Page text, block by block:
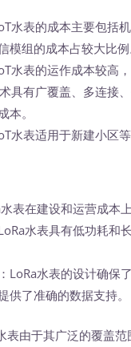
水表的成本主要包括
模组的成本占较大比例
水表的运作成本较高
具有广覆盖、多连接
本。
水表适用于新建小区
水表在建设和运营成本
水表具有低功耗和
：LoRa水表的设计确保
供了准确的数据支持。
由于其广泛的覆盖范